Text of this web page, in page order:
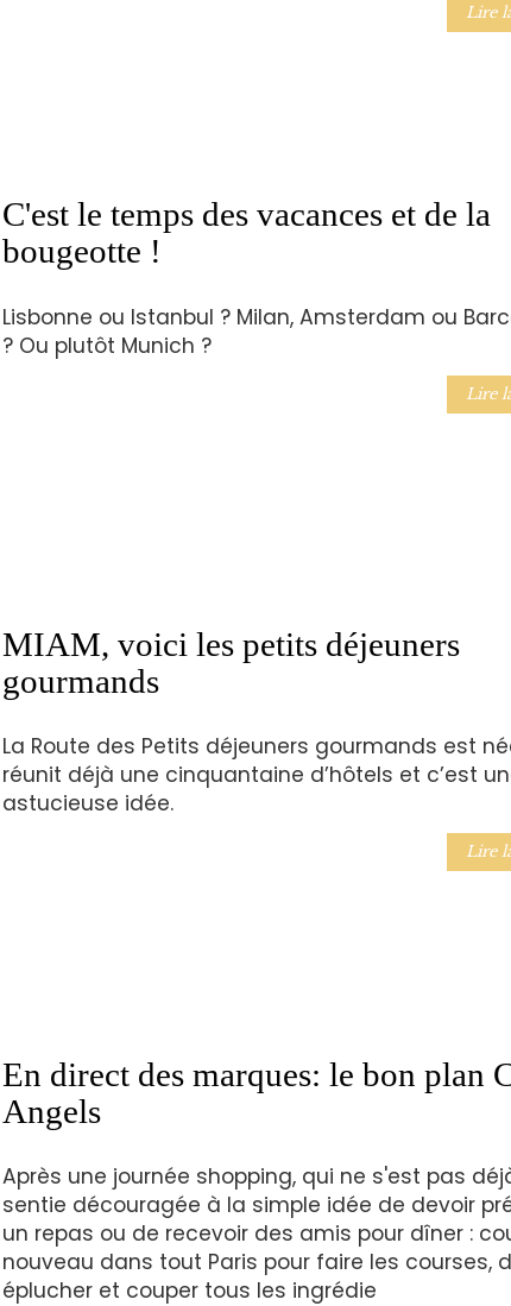
Lire
C'est le temps des vacances et de la
bougeotte !
Lisbonne ou Istanbul ? Milan, Amsterdam ou
? Ou plutôt Munich ?
Lire
MIAM, voici les petits déjeuners
gourmands
La Route des Petits déjeuners gourmands est
réunit déjà une cinquantaine d’hôtels et c’est
astucieuse idée.
Lire
En direct des marques: le bon plan
Angels
Après une journée shopping, qui ne s'est pas
sentie découragée à la simple idée de devoir
un repas ou de recevoir des amis pour dîner :
nouveau dans tout Paris pour faire les courses,
éplucher et couper tous les ingrédie